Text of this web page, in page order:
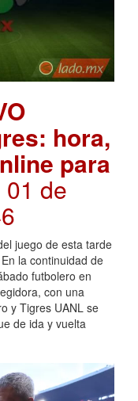
hora,
para
01 de
juego de esta tarde
la continuidad de
futbolero en
con una
y Tigres UANL se
de ida y vuelta